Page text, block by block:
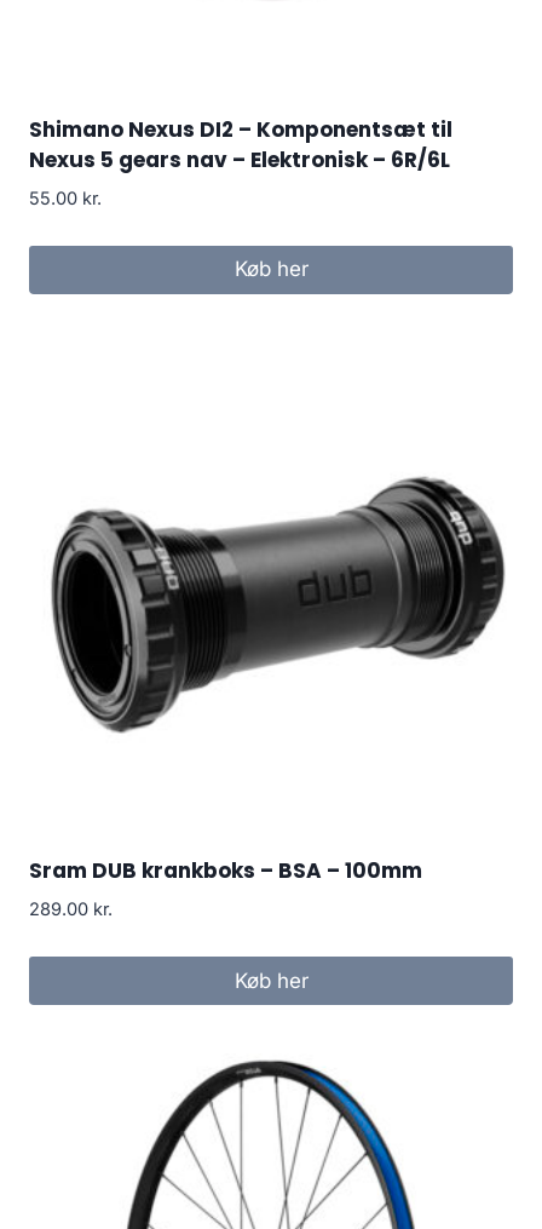
Shimano Nexus DI2 – Komponentsæt til
Nexus 5 gears nav – Elektronisk – 6R/6L
55.00 kr.
Køb her
Sram DUB krankboks – BSA – 100mm
289.00 kr.
Køb her